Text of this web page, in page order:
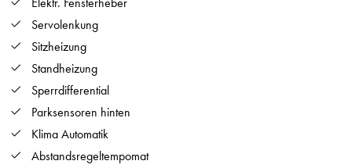
Servolenkung
Sitzheizung
Standheizung
Sperrdifferential
Parksensoren hinten
Klima Automatik
Abstandsregeltempomat